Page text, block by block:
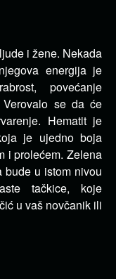
i žene. Nekada
energija je
povećanje
se da će
Hematit je
je ujedno boja
i prolećem. Zelena
bude u istom nivou
tačkice, koje
u vaš novčanik ili